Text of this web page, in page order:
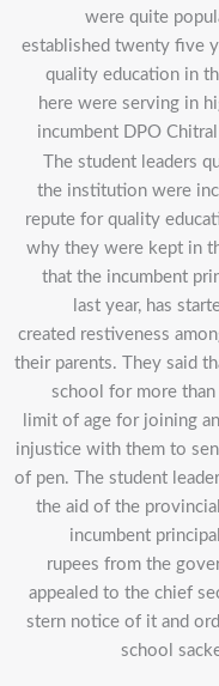
were quite
established twenty five
quality education in
here were serving in
incumbent DPO
The student leaders
the institution were
repute for quality
why they were kept in
that the incumbent
last year, has
created restiveness
their parents. They said
school for more than
limit of age for joining
injustice with them to
of pen. The student
the aid of the
incumbent
rupees from the
appealed to the chief
stern notice of it and
school